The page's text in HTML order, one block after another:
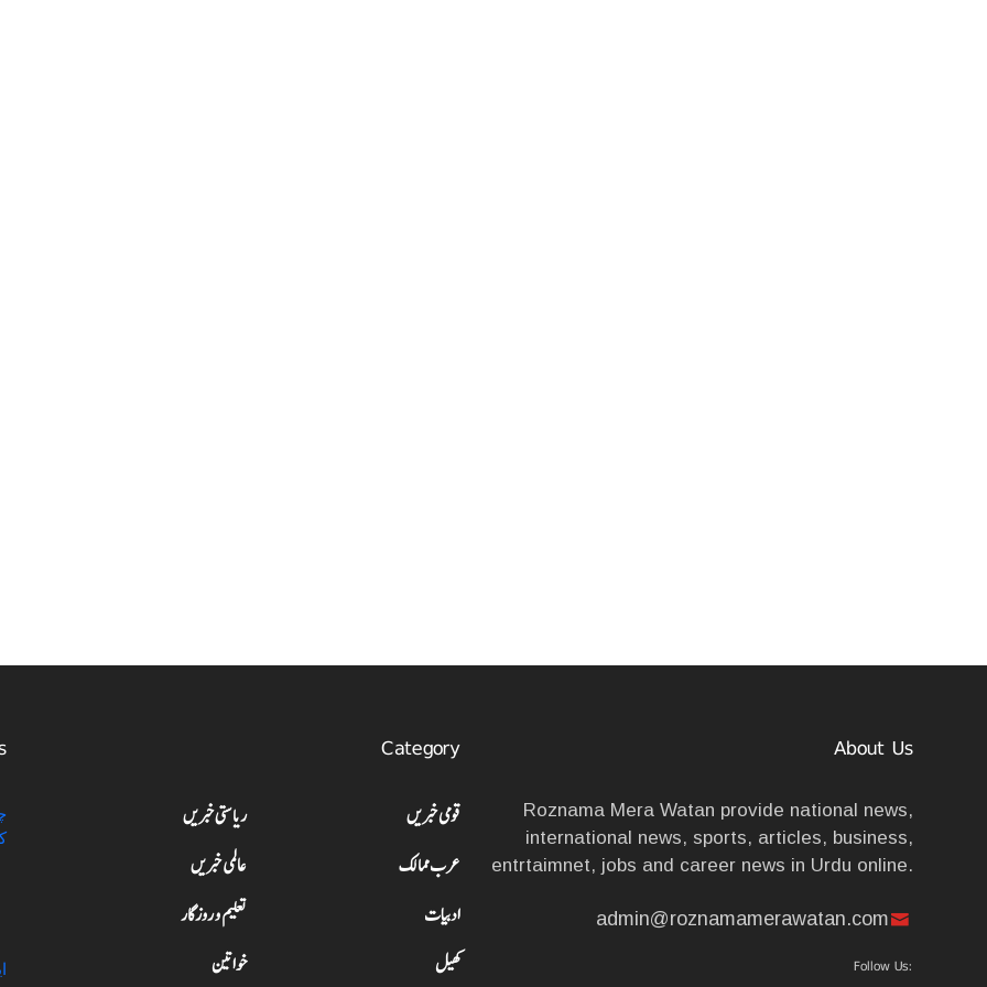
Category
قومی خبریں
ریاستی خبریں
عرب ممالک
عالمی خبریں
ادبیات
تعلیم و روزگار
کھیل
خواتین
About Us
Roznama Mera Watan provide national news,
international news, sports, articles, business,
entrtaimnet, jobs and career news in Urdu online.
admin@roznamamerawatan.com
Follow Us: